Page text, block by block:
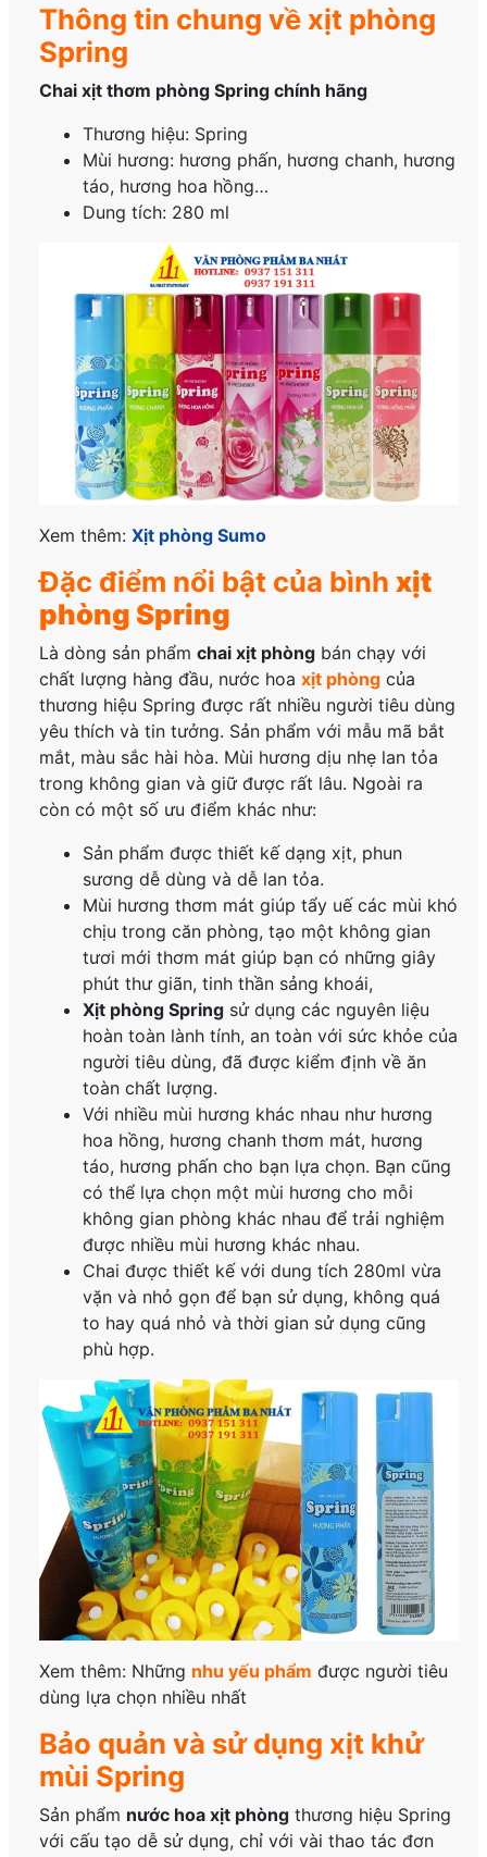
Thông tin chung về xịt phòng
Spring
Chai xịt thơm phòng Spring chính hãng
Thương hiệu: Spring
Mùi hương: hương phấn, hương chanh, hương
táo, hương hoa hồng…
Dung tích: 280 ml
Xem thêm:Xịt phòng Sumo
Đặc điểm nổi bật của bìnhxịt
phòng Spring
Là dòng sản phẩmchai xịt phòng bán chạy với
chất lượng hàng đầu, nước hoaxịt phòng của
thương hiệu Spring được rất nhiều người tiêu dùng
yêu thích và tin tưởng. Sản phẩm với mẫu mã bắt
mắt, màu sắc hài hòa. Mùi hương dịu nhẹ lan tỏa
trong không gian và giữ được rất lâu. Ngoài ra
còn có một số ưu điểm khác như:
Sản phẩm được thiết kế dạng xịt, phun
sương dễ dùng và dễ lan tỏa.
Mùi hương thơm mát giúp tẩy uế các mùi khó
chịu trong căn phòng, tạo một không gian
tươi mới thơm mát giúp bạn có những giây
phút thư giãn, tinh thần sảng khoái,
Xịt phòng Spring sử dụng các nguyên liệu
hoàn toàn lành tính, an toàn với sức khỏe của
người tiêu dùng, đã được kiểm định về ăn
toàn chất lượng.
Với nhiều mùi hương khác nhau như hương
hoa hồng, hương chanh thơm mát, hương
táo, hương phấn cho bạn lựa chọn. Bạn cũng
có thể lựa chọn một mùi hương cho mỗi
không gian phòng khác nhau để trải nghiệm
được nhiều mùi hương khác nhau.
Chai được thiết kế với dung tích 280ml vừa
vặn và nhỏ gọn để bạn sử dụng, không quá
to hay quá nhỏ và thời gian sử dụng cũng
phù hợp.
Xem thêm: Những nhu yếu phẩm được người tiêu
dùng lựa chọn nhiều nhất
Bảo quản và sử dụng xịt khử
mùi Spring
Sản phẩm nước hoaxịt phòng thương hiệu Spring
với cấu tạo dễ sử dụng, chỉ với vài thao tác đơn